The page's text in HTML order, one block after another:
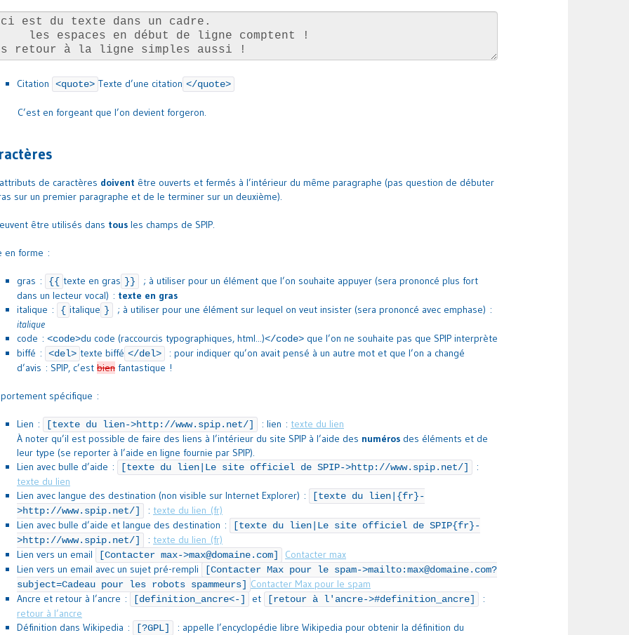
Citation <quote> Texte d’une citation </quote>
C’est en forgeant que l’on devient forgeron.
de caractères doivent être ouverts et fermés à l’intérieur du même paragraphe (pas question de débuter
sur un premier paragraphe et de le terminer sur un deuxième).
être utilisés dans tous les champs de SPIP.
en forme :
gras : {{ texte en gras }}
; à utiliser pour un élément que l’on souhaite appuyer (sera prononcé plus fort
dans un lecteur vocal) : texte en gras
italique :
{ italique }
; à utiliser pour une élément sur lequel on veut insister (sera prononcé avec emphase) :
italique
code : <code>du code (raccourcis typographiques, html...)</code> que l’on ne souhaite pas que SPIP interprète
biffé :
<del> texte biffé </del>
: pour indiquer qu’on avait pensé à un autre mot et que l’on a changé
d’avis : SPIP, c’est bien fantastique !
spécifique :
Lien : [texte du lien->http://www.spip.net/] : lien : texte du lien
À noter qu’il est possible de faire des liens à l’intérieur du site SPIP à l’aide des numéros des éléments et de
leur type (se reporter à l’aide en ligne fournie par SPIP).
Lien avec bulle d’aide :
[texte du lien|Le site officiel de SPIP->http://www.spip.net/]
:
texte du lien
Lien avec langue des destination (non visible sur Internet Explorer) :
[texte du lien|{fr}-
>http://www.spip.net/]
: texte du lien
Lien avec bulle d’aide et langue des destination :
[texte du lien|Le site officiel de SPIP{fr}-
>http://www.spip.net/]
: texte du lien
Lien vers un email
[Contacter max->max@domaine.com]
Contacter max
Lien vers un email avec un sujet pré-rempli
[Contacter Max pour le spam->mailto:max@domaine.com?
subject=Cadeau pour les robots spammeurs] Contacter Max pour le spam
Ancre et retour à l’ancre :
[definition_ancre<-] et [retour à l'ancre->#definition_ancre]
:
retour à l’ancre
Définition dans Wikipedia :
[?GPL]
: appelle l’encyclopédie libre Wikipedia pour obtenir la définition du